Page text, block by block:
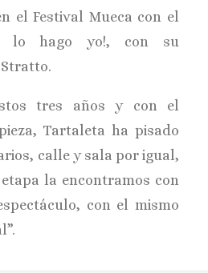
el Festival Mueca con el
lo hago yo!, con su
tres años y con el
Tartaleta ha pisado
calle y sala por igual,
la encontramos con
con el mismo